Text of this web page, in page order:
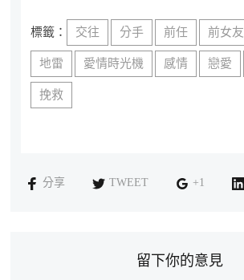
標籤： 交往 分手 前任 前女友
地雷 愛情時光機 感情 戀愛
挽救
分享 TWEET +1
留下你的意見